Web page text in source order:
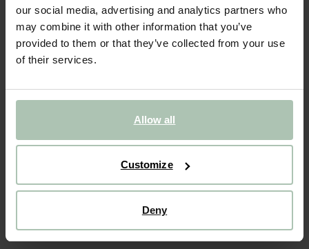
our social media, advertising and analytics partners who
may combine it with other information that you’ve
provided to them or that they’ve collected from your use
of their services.
Allow all
Customize
Deny
Choisissez votre taille
98-104 110-116 122-128 134-140 146-152
VOIR LE STOCK EN MAGASIN
Livraison gratuite en magasin